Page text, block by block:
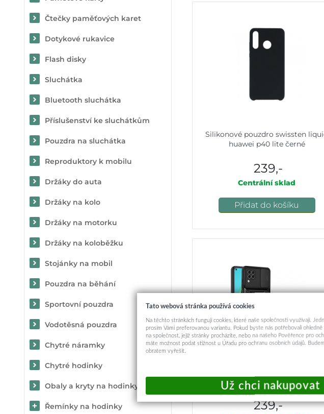
Čtečky paměťových karet
Dotykové rukavice
Flash disky
Sluchátka
Bluetooth sluchátka
Příslušenství ke sluchátkům
Pouzdra na sluchátka
Reproduktory k mobilu
Držáky do auta
Držáky na kolo
Držáky na motorku
Držáky na koloběžku
Stojánky na mobil
Pouzdra na běhání
Sportovní pouzdra
Vodotěsná pouzdra
Chytré náramky
Chytré hodinky
Obaly a kryty na hodinky
Řemínky na hodinky
Silikonové pouzdro swissten
huawei p40 lite černé
239,-
Centrální sklad
Přidat do košíku
Lite černá
239,-
Tato webová stránka používá cookies
Na těchto stránkách fungují cookies, které naše společnosti využívají.
prosím Vámi preferovanou variantu. Pokud byste nás potřebovali
na společnost, jejíž stránky procházíte, nebo na našeho Pověřence pro
máte možnost podat stížnost u Úřadu pro ochranu osobních údajů.
obratem vyřešit.